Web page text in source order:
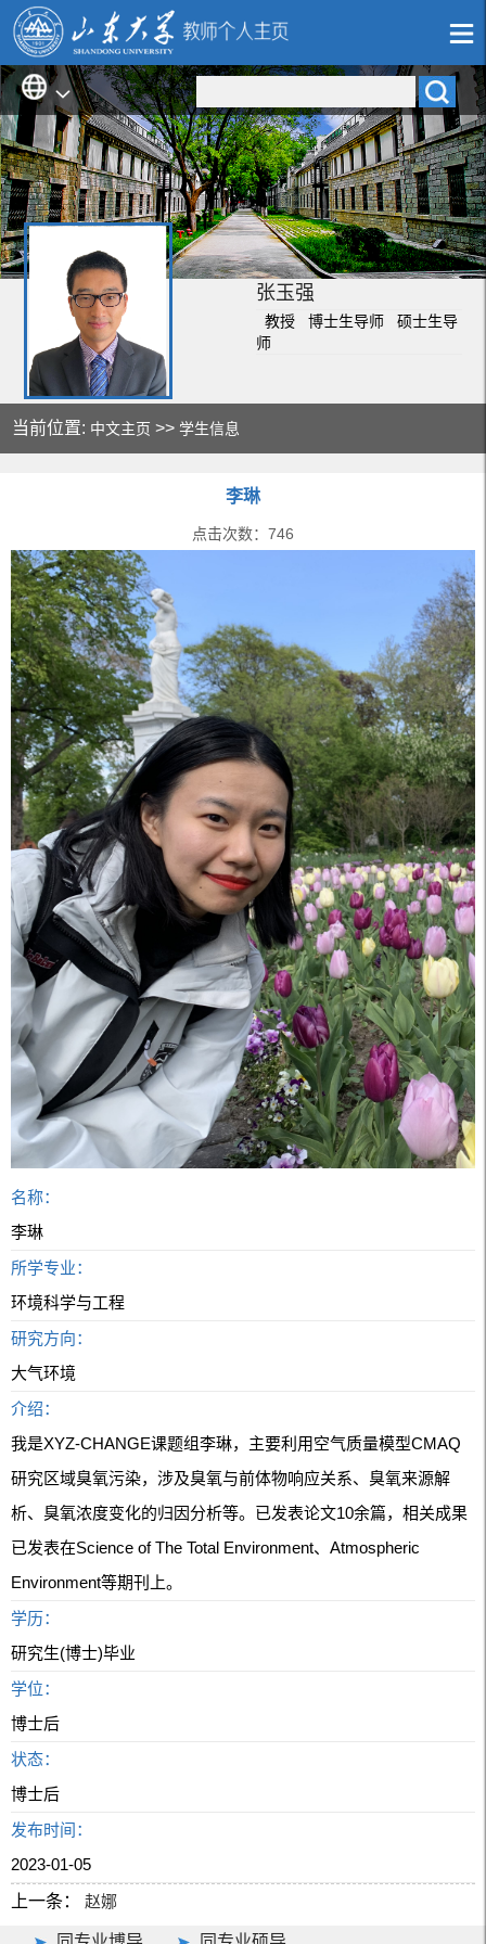
张玉强
教授 博士生导师 硕士生导
师
当前位置: 中文主页 >>学生信息
李琳
点击次数： 746
名称：
李琳
所学专业：
环境科学与工程
研究方向：
大气环境
介绍：
我是XYZ-CHANGE课题组李琳，主要利用空气质量模型CMAQ
研究区域臭氧污染，涉及臭氧与前体物响应关系、臭氧来源解
析、臭氧浓度变化的归因分析等。已发表论文10余篇，相关成果
已发表在Science of The Total Environment、Atmospheric
Environment等期刊上。
学历：
研究生(博士)毕业
学位：
博士后
状态：
博士后
发布时间：
2023-01-05
上一条：
赵娜